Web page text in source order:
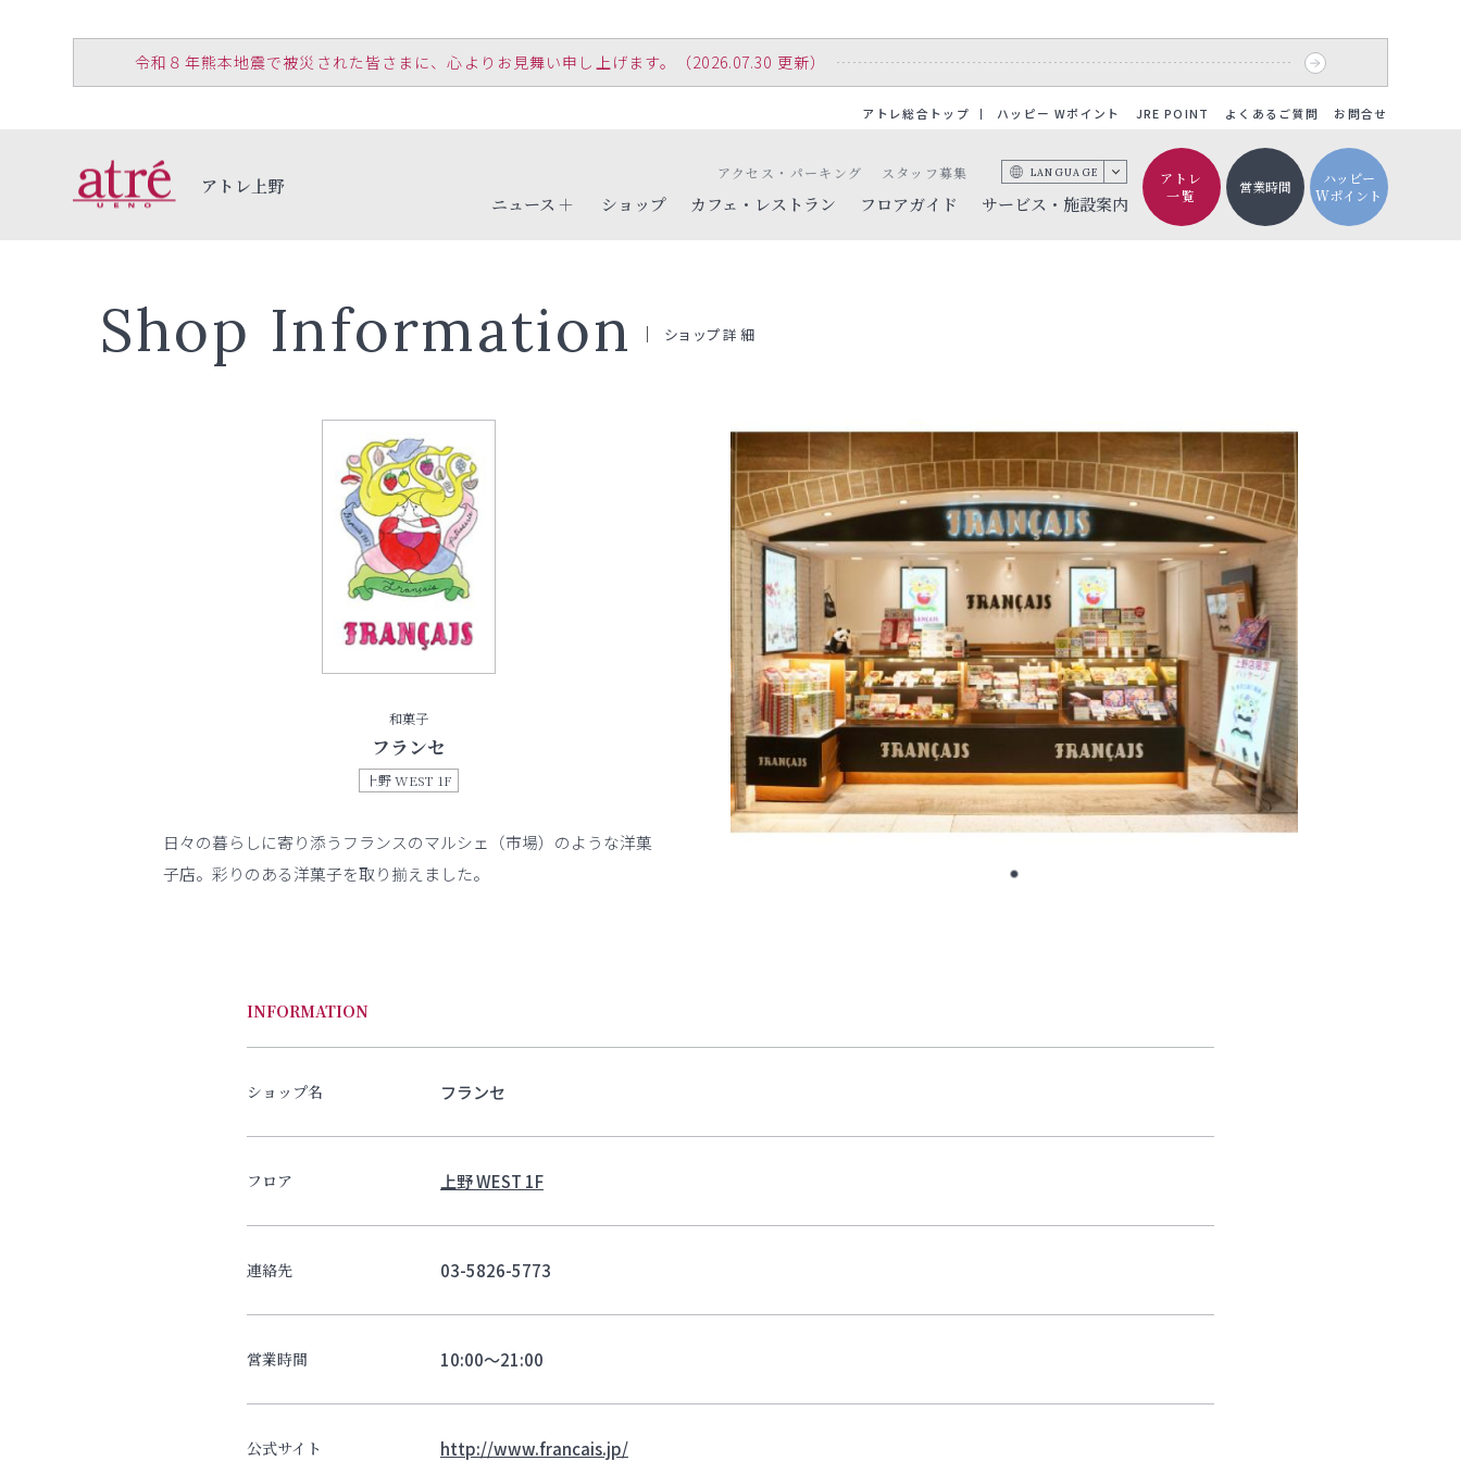
令和８年熊本地震で被災された皆さまに、心よりお見舞い申し上げます。（2026.07.30 更新）
アトレ総合トップ ハッピー Wポイント JRE POINT よくあるご質問 お問合せ
アトレ上野
ニュース
ショップ カフェ・レストラン フロアガイド サービス・施設案内
アクセス・パーキング スタッフ募集 LANGUAGE
アトレ
一覧
営業時間
ハッピー
Wポイント
Shop Information ショップ詳細
和菓子
フランセ
上野 WEST 1F
日々の暮らしに寄り添うフランスのマルシェ（市場）のような洋菓
子店。彩りのある洋菓子を取り揃えました。
INFORMATION
ショップ名 フランセ
フロア 上野 WEST 1F
連絡先 03-5826-5773
営業時間 10:00～21:00
公式サイト http://www.francais.jp/